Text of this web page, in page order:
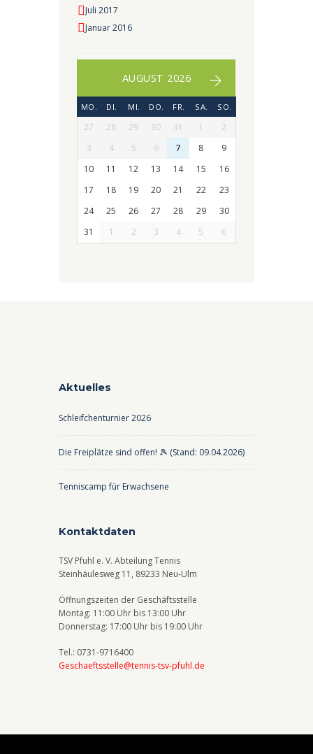
Juli 2017
Januar 2016
AUGUST 2026
MO. DI. MI. DO. FR. SA. SO.
27 28 29 30 31 1
2
3
4 5 6 7 8
9
10
11 12 13 14 15
16
17
18 19 20 21 22
23
24
25 26 27 28 29
30
31
1 2 3 4 5 6
Aktuelles
Schleifchenturnier 2026
Die Freiplätze sind offen! 🎾 (Stand: 09.04.2026)
Tenniscamp für Erwachsene
Kontaktdaten
TSV Pfuhl e. V. Abteilung Tennis
Steinhäulesweg 11, 89233 Neu-Ulm
Öffnungszeiten der Geschäftsstelle
Montag: 11:00 Uhr bis 13:00 Uhr
Donnerstag: 17:00 Uhr bis 19:00 Uhr
Tel.: 0731-9716400
Geschaeftsstelle@tennis-tsv-pfuhl.de